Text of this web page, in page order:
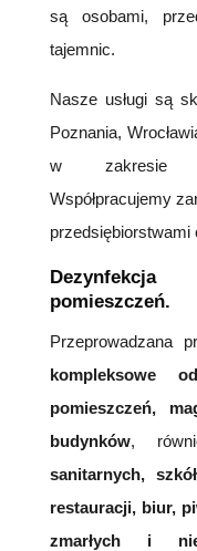
są osobami,
tajemnic.
Nasze usługi są
Poznania,
w zakresie
Współpracujemy
przedsiębiorstwami
pomieszczeń.
Przeprowadzana
kompleksowe
pomieszczeń,
budynków,
sanitarnych,
restauracji, biur,
zmarłych i